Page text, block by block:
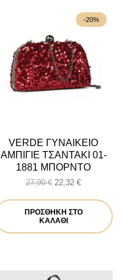
-20%
VERDE ΓΥΝΑΙΚΕΙΟ
ΑΜΠΙΓΙΕ ΤΣΑΝΤΑΚΙ 01-
1881 ΜΠΟΡΝΤΟ
27,90€ Original
27,90 €.
22,32 €Η
22,32 €.
ΠΡΟΣΘΉΚΗ ΣΤΟ
ΚΑΛΆΘΙ